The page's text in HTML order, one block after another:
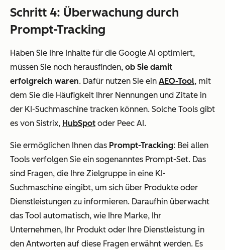
Schritt 4: Überwachung durch
Prompt-Tracking
Haben Sie Ihre Inhalte für die Google AI optimiert,
müssen Sie noch herausfinden, ob Sie damit
erfolgreich waren. Dafür nutzen Sie ein AEO-Tool, mit
dem Sie die Häufigkeit Ihrer Nennungen und Zitate in
der KI-Suchmaschine tracken können. Solche Tools gibt
es von Sistrix, HubSpot oder Peec AI.
Sie ermöglichen Ihnen das Prompt-Tracking: Bei allen
Tools verfolgen Sie ein sogenanntes Prompt-Set. Das
sind Fragen, die Ihre Zielgruppe in eine KI-
Suchmaschine eingibt, um sich über Produkte oder
Dienstleistungen zu informieren. Daraufhin überwacht
das Tool automatisch, wie Ihre Marke, Ihr
Unternehmen, Ihr Produkt oder Ihre Dienstleistung in
den Antworten auf diese Fragen erwähnt werden. Es